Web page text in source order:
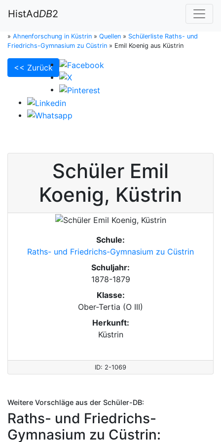
HistAdDB2
» Ahnenforschung in Küstrin » Quellen » Schülerliste Raths- und
Friedrichs-Gymnasium zu Cüstrin » Emil Koenig aus Küstrin
<< Zurück
Schüler Emil
Koenig, Küstrin
Schule:
Raths- und Friedrichs-Gymnasium zu Cüstrin
Schuljahr:
1878-1879
Klasse:
Ober-Tertia (O III)
Herkunft:
Küstrin
ID: 2-1069
Weitere Vorschläge aus der Schüler-DB:
Raths- und Friedrichs-
Gymnasium zu Cüstrin: